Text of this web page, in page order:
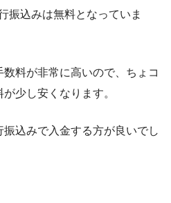
振込みは無料となっていま
料が非常に高いので、ちょコ
少し安くなります。
込みで入金する方が良いでし